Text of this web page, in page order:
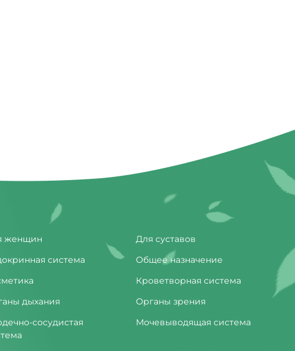
женщин
Для суставов
система
Общее назначение
Кроветворная система
дыхания
Органы зрения
сосудистая
Мочевыводящая система